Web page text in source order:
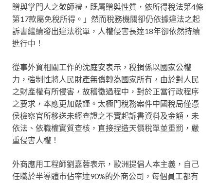
贈與掌門人之敬師禮，既屬贈與性質，依所得稅法第4條
第17款屬免稅所得。」然而稅務機關卻仍依據違法之起
訴書繼續發出違法稅單，人權侵害長達18年卻依然持續
進行中！
從事外貿相關工作的沈庭安表示，稅捐係以國家公權
力，強制性將人民財產無償轉為國家所有，由於對人民
之財產權有所侵害，故稽徵過程中，對於正當行政程序
之要求，本應更加嚴謹。太極門稅務案件中國稅局僅憑
侯檢察官所移送未經查證之不實起訴書資料及金額，未
依法、依職權實質查核，直接捏造天價稅單並重罰，嚴
重侵害人權！
外商應用工程師劉嘉蓉表示，歐洲提倡人本主義，自己
任職於半導體市佔率達90%的外商公司，每個員工都有